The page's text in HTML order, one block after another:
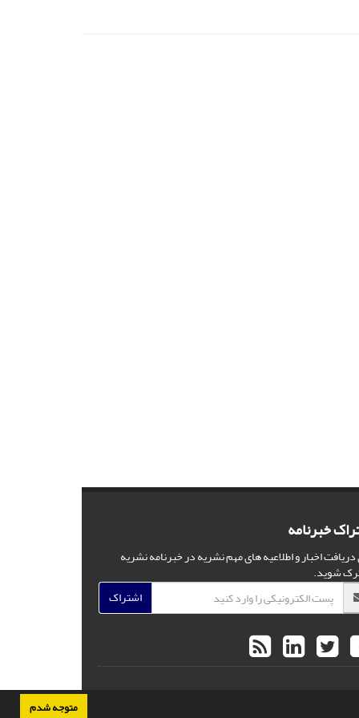
متوجه شدم
خبرنامه
دریافت اخبار و اطلاعیه های مهم نشریه در خبرنامه نشریه
شوید.
اشتراک